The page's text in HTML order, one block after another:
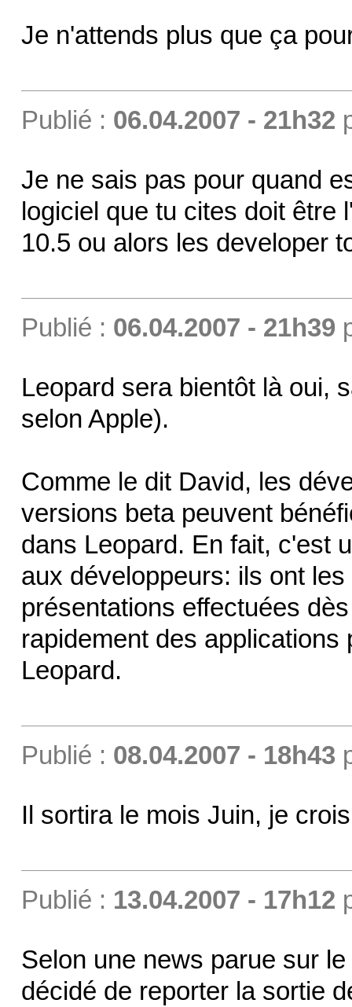
Je n'attends plus que ça
Publié : 06.04.2007 - 21h32
Je ne sais pas pour quand
logiciel que tu cites doit être
10.5 ou alors les developer
Publié : 06.04.2007 - 21h39
Leopard sera bientôt là oui,
selon Apple).
Comme le dit David, les
versions beta peuvent
dans Leopard. En fait, c'est
aux développeurs: ils ont
présentations effectuées
rapidement des
Leopard.
Publié : 08.04.2007 - 18h43
Il sortira le mois Juin, je crois
Publié : 13.04.2007 - 17h12
Selon une news parue sur
décidé de reporter la sortie